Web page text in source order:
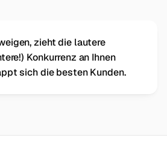
zieht die lautere
Konkurrenz an Ihnen
sich die besten Kunden.